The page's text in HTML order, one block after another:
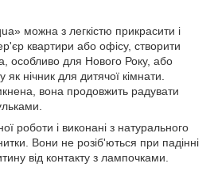
можна з легкістю прикрасити і
квартири або офісу, створити
особливо для Нового Року, або
як нічник для дитячої кімнати.
вона продовжить радувати
роботи і виконані з натурального
Вони не розіб'ються при падінні
від контакту з лампочками.